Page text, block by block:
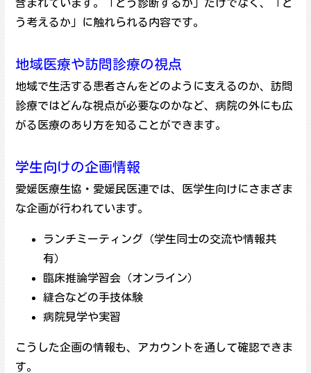
含まれています。「どう診断するか」だけでなく、「ど
う考えるか」に触れられる内容です。
地域医療や訪問診療の視点
地域で生活する患者さんをどのように支えるのか、訪問
診療ではどんな視点が必要なのかなど、病院の外にも広
がる医療のあり方を知ることができます。
学生向けの企画情報
愛媛医療生協・愛媛民医連では、医学生向けにさまざま
な企画が行われています。
ランチミーティング（学生同士の交流や情報共
有）
臨床推論学習会（オンライン）
縫合などの手技体験
病院見学や実習
こうした企画の情報も、アカウントを通して確認できま
す。